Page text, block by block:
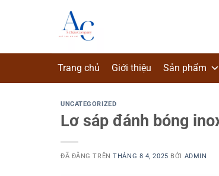
dung
Trang chủ Giới thiệu Sản phẩm
UNCATEGORIZED
Lơ sáp đánh bóng
ĐÃ ĐĂNG TRÊNTHÁNG 8 4, 2025 BỞI ADMIN